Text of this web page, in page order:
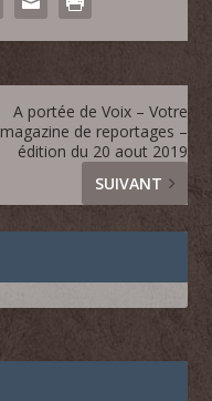
A portée de Voix – Votre
magazine de reportages –
édition du 20 aout 2019
SUIVANT